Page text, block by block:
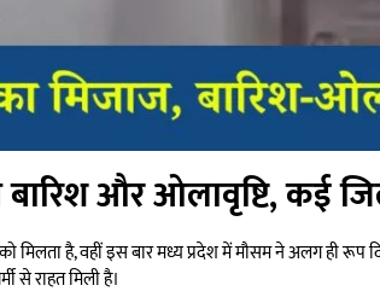
और ओलावृष्टि, कई
मिलता है, वहीं इस बार मध्य प्रदेश में मौसम ने अलग ही रूप
से राहत मिली है।